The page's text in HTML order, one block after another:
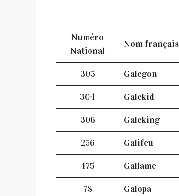
Numéro
National
Nom français
305 Galegon
304 Galekid
306 Galeking
256 Galifeu
475 Gallame
78 Galopa